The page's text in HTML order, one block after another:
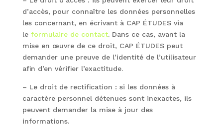
d’accès, pour connaître les données personnelles
les concernant, en écrivant à CAP ÉTUDES via
le formulaire de contact. Dans ce cas, avant la
mise en œuvre de ce droit, CAP ÉTUDES peut
demander une preuve de l’identité de l’utilisateur
afin d’en vérifier l’exactitude.
– Le droit de rectification : si les données à
caractère personnel détenues sont inexactes, ils
peuvent demander la mise à jour des
informations.